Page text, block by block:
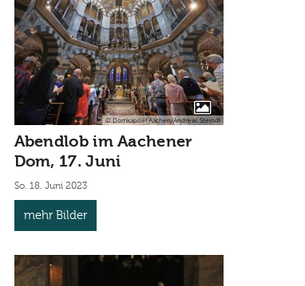
© Domkapitel Aachen/Andreas Steindl
Abendlob im Aachener
Dom, 17. Juni
So. 18. Juni 2023
mehr Bilder